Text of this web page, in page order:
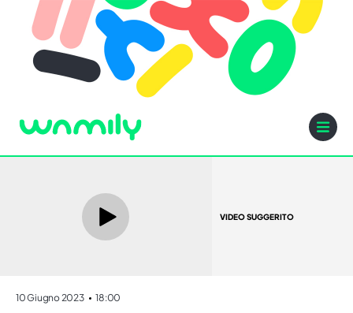
VIDEO SUGGERITO
10 Giugno 2023 18:00